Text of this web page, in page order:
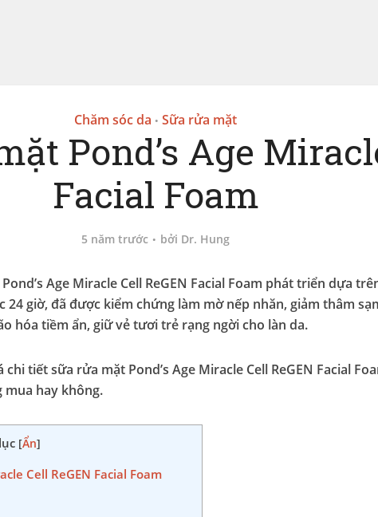
Chăm sóc da • Sữa rửa mặt
Pond’s Age
Facial Foam
5 năm trước bởi Dr. Hung
Age Miracle Cell ReGEN Facial Foam phát triển dựa
24 giờ, đã được kiểm chứng làm mờ nếp nhăn, giảm thâm
hóa tiềm ẩn, giữ vẻ tươi trẻ rạng ngời cho làn da.
tiết sữa rửa mặt Pond’s Age Miracle Cell ReGEN Facial
mua hay không.
[Ẩn]
Cell ReGEN Facial Foam